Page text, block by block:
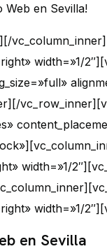
Web en Sevilla!
width=»1/
width=»1/
width=»1/
en Sevilla